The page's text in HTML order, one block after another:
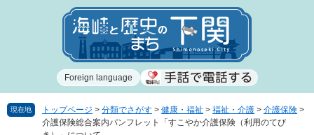
で
ば
Foreign language
現在地 トップページ > 分類でさがす > 健康・福祉 > 福祉・介護 > 介護保険 >
介護保険総合案内パンフレット「すこやか介護保険（利用のてび